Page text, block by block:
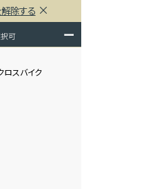
除する
可 ー
ロスバイク